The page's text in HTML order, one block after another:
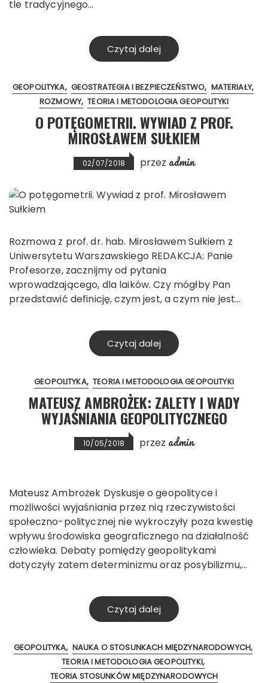
tle tradycyjnego…
Czytaj dalej
GEOPOLITYKA GEOSTRATEGIA I BEZPIECZEŃSTWO MATERIAŁY
ROZMOWY TEORIA I METODOLOGIA GEOPOLITYKI
O POTĘGOMETRII. WYWIAD Z PROF.
MIROSŁAWEM SUŁKIEM
02/07/2018 przez admin
Rozmowa z prof. dr. hab. Mirosławem Sułkiem z
Uniwersytetu Warszawskiego REDAKCJA: Panie
Profesorze, zacznijmy od pytania
wprowadzającego, dla laików. Czy mógłby Pan
przedstawić definicję, czym jest, a czym nie jest…
Czytaj dalej
GEOPOLITYKA TEORIA I METODOLOGIA GEOPOLITYKI
MATEUSZ AMBROŻEK: ZALETY I WADY
WYJAŚNIANIA GEOPOLITYCZNEGO
10/05/2018 przez admin
Mateusz Ambrożek Dyskusje o geopolityce i
możliwości wyjaśniania przez nią rzeczywistości
społeczno-politycznej nie wykroczyły poza kwestię
wpływu środowiska geograficznego na działalność
człowieka. Debaty pomiędzy geopolitykami
dotyczyły zatem determinizmu oraz posybilizmu,…
Czytaj dalej
GEOPOLITYKA NAUKA O STOSUNKACH MIĘDZYNARODOWYCH
TEORIA I METODOLOGIA GEOPOLITYKI
TEORIA STOSUNKÓW MIĘDZYNARODOWYCH